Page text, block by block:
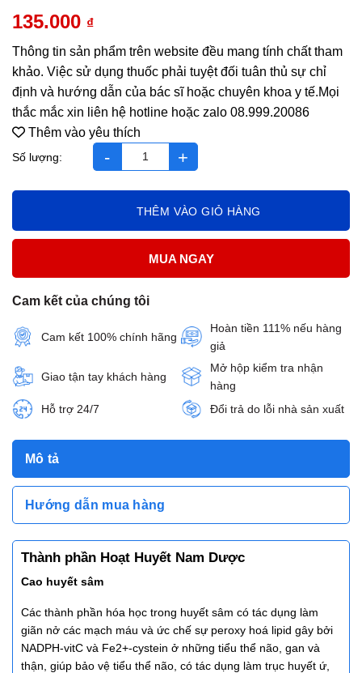
135.000 ₫
Hoạt Huyết Nam Dược số lượng
THÊM VÀO GIỎ HÀNG
MUA NGAY
Thông tin sản phẩm trên website đều mang tính chất tham
khảo. Việc sử dụng thuốc phải tuyệt đối tuân thủ sự chỉ
định và hướng dẫn của bác sĩ hoặc chuyên khoa y tế.Mọi
thắc mắc xin liên hệ hotline hoặc zalo 08.999.20086
Cam kết của chúng tôi
Cam kết 100% chính hãng
Hoàn tiền 111% nếu hàng
giả
Giao tận tay khách hàng
Mở hộp kiểm tra nhận
hàng
Hỗ trợ 24/7
Đổi trả do lỗi nhà sản xuất
Thêm vào yêu thích
Mô tả
Hướng dẫn mua hàng
Thành phần Hoạt Huyết Nam Dược
Cao huyết sâm
Các thành phần hóa học trong huyết sâm có tác dụng làm
giãn nở các mạch máu và ức chế sự peroxy hoá lipid gây bởi
NADPH-vitC và Fe2+-cystein ở những tiểu thể não, gan và
thận, giúp bảo vệ tiểu thể não, có tác dụng làm trục huyết ứ,